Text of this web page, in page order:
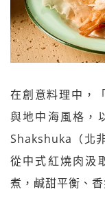
在創意料理中，
與地中海風格，
Shakshuka（北
從中式紅燒肉汲
煮，鹹甜平衡、香